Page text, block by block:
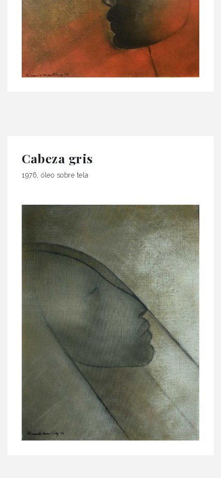
Cabeza gris
1976, óleo sobre tela